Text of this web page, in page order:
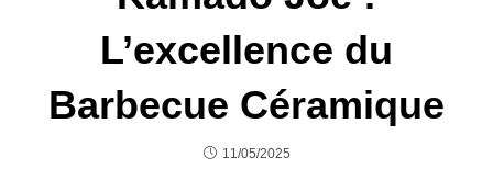
L’excellence du
Barbecue Céramique
11/05/2025